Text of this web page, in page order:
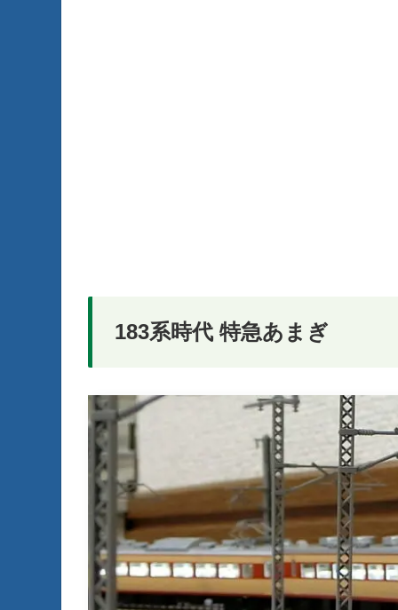
183系時代 特急あまぎ